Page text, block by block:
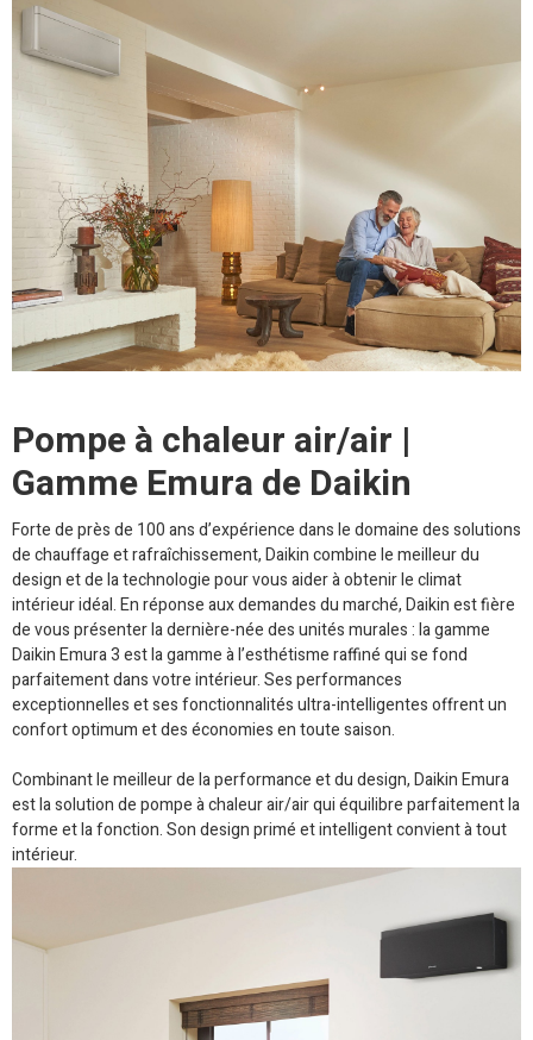
Pompe à chaleur air/air |
Gamme Emura de Daikin
Forte de près de 100 ans d’expérience dans le domaine des solutions
de chauffage et rafraîchissement, Daikin combine le meilleur du
design et de la technologie pour vous aider à obtenir le climat
intérieur idéal. En réponse aux demandes du marché, Daikin est fière
de vous présenter la dernière-née des unités murales : la gamme
Daikin Emura 3 est la gamme à l’esthétisme raffiné qui se fond
parfaitement dans votre intérieur. Ses performances
exceptionnelles et ses fonctionnalités ultra-intelligentes offrent un
confort optimum et des économies en toute saison.
Combinant le meilleur de la performance et du design, Daikin Emura
est la solution de pompe à chaleur air/air qui équilibre parfaitement la
forme et la fonction. Son design primé et intelligent convient à tout
intérieur.